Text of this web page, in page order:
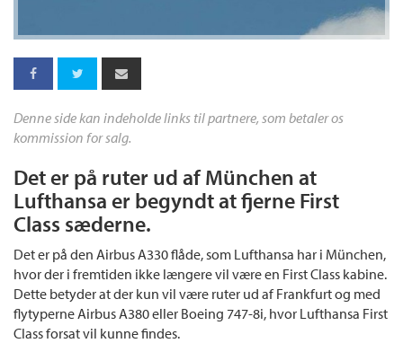
Denne side kan indeholde links til partnere, som betaler os
kommission for salg.
Det er på ruter ud af München at
Lufthansa er begyndt at fjerne First
Class sæderne.
Det er på den Airbus A330 flåde, som Lufthansa har i München,
hvor der i fremtiden ikke længere vil være en First Class kabine.
Dette betyder at der kun vil være ruter ud af Frankfurt og med
flytyperne Airbus A380 eller Boeing 747-8i, hvor Lufthansa First
Class forsat vil kunne findes.